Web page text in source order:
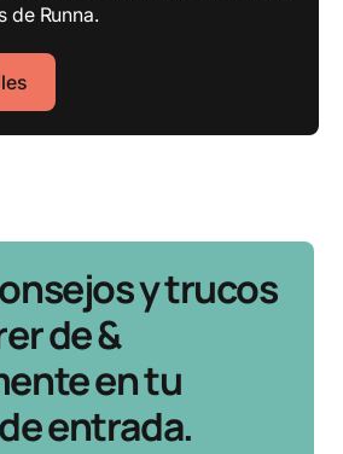
de Runna.
y trucos
de &
en tu
entrada.